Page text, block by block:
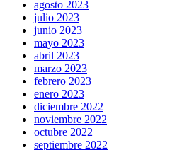
agosto 2023
julio 2023
junio 2023
mayo 2023
abril 2023
marzo 2023
febrero 2023
enero 2023
diciembre 2022
noviembre 2022
octubre 2022
septiembre 2022